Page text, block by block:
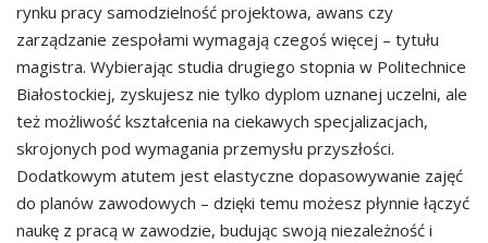
rynku pracy samodzielność projektowa, awans czy
zarządzanie zespołami wymagają czegoś więcej – tytułu
magistra. Wybierając studia drugiego stopnia w Politechnice
Białostockiej, zyskujesz nie tylko dyplom uznanej uczelni, ale
też możliwość kształcenia na ciekawych specjalizacjach,
skrojonych pod wymagania przemysłu przyszłości.
Dodatkowym atutem jest elastyczne dopasowywanie zajęć
do planów zawodowych – dzięki temu możesz płynnie łączyć
naukę z pracą w zawodzie, budując swoją niezależność i